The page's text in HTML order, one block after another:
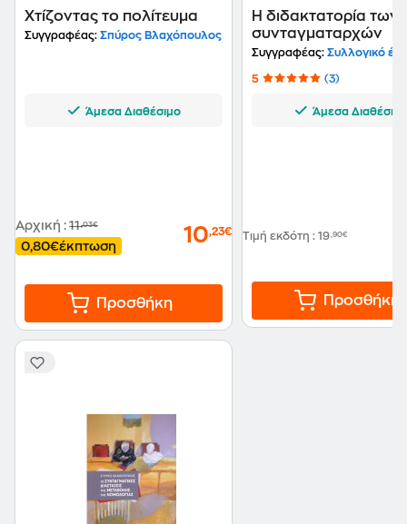
Χτίζοντας το πολίτευμα
Συγγραφέας: Σπύρος Βλαχόπουλος
Άμεσα Διαθέσιμο
Αρχική : 11,03€
0,80€έκπτωση 10,23€
Προσθήκη
Η διδακτατορία των
συνταγματαρχών
Συγγραφέας: Συλλογικό
5 (3)
Άμεσα Διαθέσιμο
Τιμή εκδότη : 19,90€
Προσθήκη